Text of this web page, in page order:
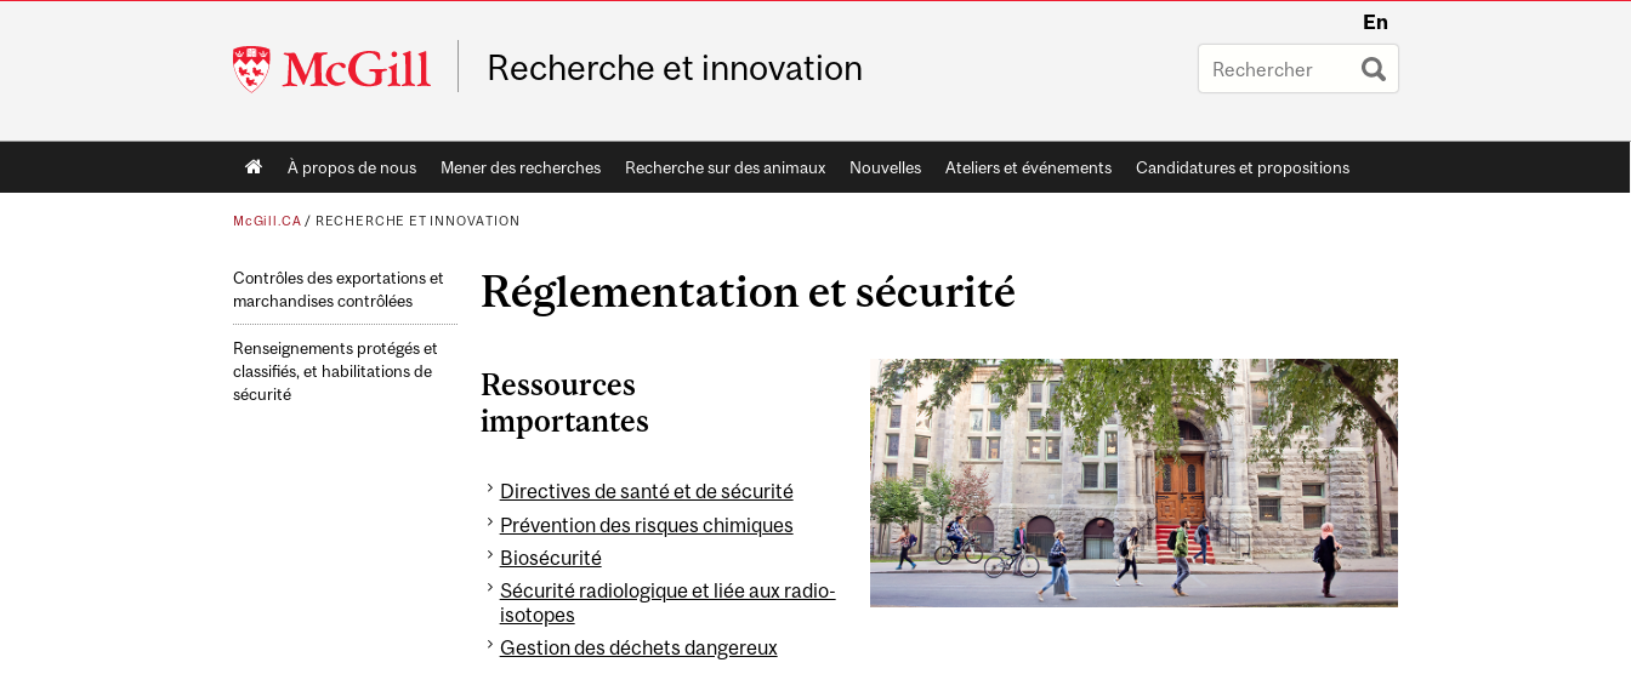
McGill
University
En
Recherche et innovation
Main
navigation
À propos de nous Mener des recherches Recherche sur des animaux Nouvelles Ateliers et événements Candidatures et propositions
McGill.CA / RECHERCHE ET INNOVATION
Contrôles des exportations et
marchandises contrôlées
Renseignements protégés et
classifiés, et habilitations de
sécurité
Réglementation et sécurité
Ressources
importantes
Directives de santé et de sécurité
Prévention des risques chimiques
Biosécurité
Sécurité radiologique et liée aux radio-
isotopes
Gestion des déchets dangereux